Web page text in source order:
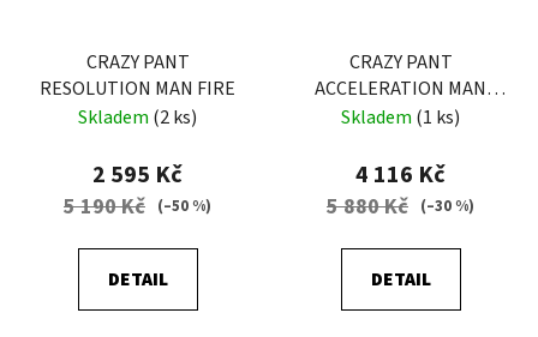
CRAZY PANT
RESOLUTION MAN FIRE
Skladem (2 ks)
2 595 Kč
5 190 Kč (–50 %)
DETAIL
CRAZY PANT
ACCELERATION MAN
GALAXY
Skladem (1 ks)
4 116 Kč
5 880 Kč (–30 %)
DETAIL